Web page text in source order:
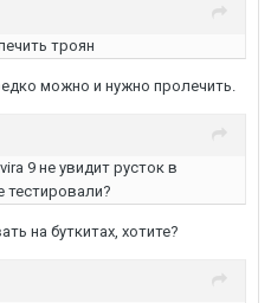
троян
можно и нужно пролечить.
9 не увидит русток в
тестировали?
на буткитах, хотите?